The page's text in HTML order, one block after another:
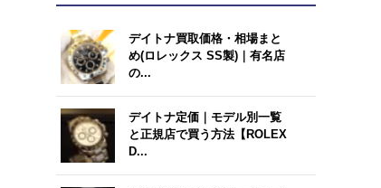
デイトナ買取価格・相場まと
め(ロレックス SS製)｜有名店
の...
デイトナ定価｜モデル別一覧
と正規店で買う方法【ROLEX
D...